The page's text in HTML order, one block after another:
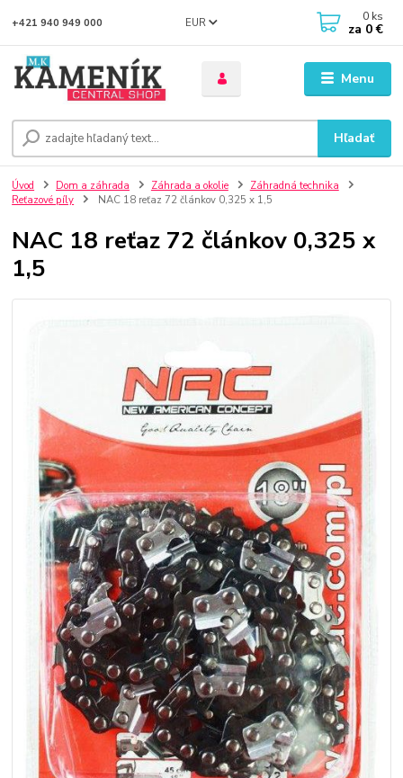
Menu
EUR
Hľadať
+421 940 949 000 0 ks
za 0 €
Úvod Dom a záhrada Záhrada a okolie
Záhradná technika
Reťazové píly
NAC 18 reťaz 72 článkov 0,325 x 1,5
NAC 18 reťaz 72 článkov 0,325 x
1,5